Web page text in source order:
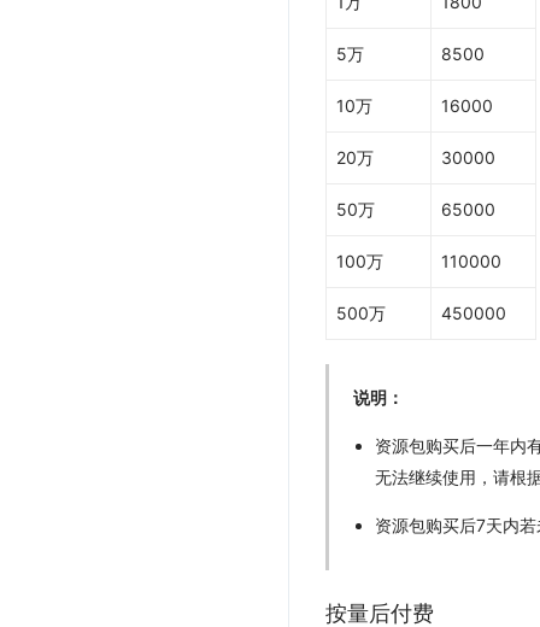
5万 8500
10万 16000
20万 30000
50万 65000
100万 110000
500万 450000
说明：
资源包购买后一年内
无法继续使用，请根
资源包购买后7天内
按量后付费